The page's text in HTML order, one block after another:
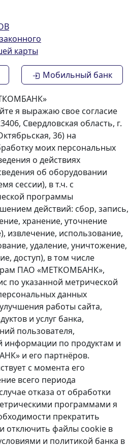
карты
Мобильный банк
я выражаю свое согласие
Свердловская область, г.
36) на
моих персональных
о действиях
об оборудовании
сессии), в т.ч. с
программы
действий: сбор, запись,
хранение, уточнение
извлечение, использование,
удаление, уничтожение,
доступ), в том числе
ПАО «МЕТКОМБАНК»,
по указанной метрической
данных
работы сайта,
и услуг банка,
пользователя,
информации по продуктам и
и его партнёров.
с момента его
всего периода
отказа от обработки
программами я
прекратить
отключить файлы cookie в
и политикой банка в